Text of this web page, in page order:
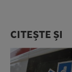
CITEȘTE ȘI